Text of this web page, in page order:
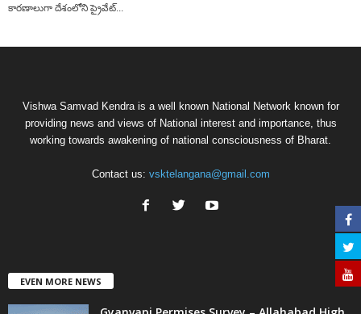
కారణాలుగా దేశంలోని ప్రైవేట్...
Vishwa Samvad Kendra is a well known National Network known for
providing news and views of National interest and importance, thus
working towards awakening of national consciousness of Bharat.
Contact us: vsktelangana@gmail.com
EVEN MORE NEWS